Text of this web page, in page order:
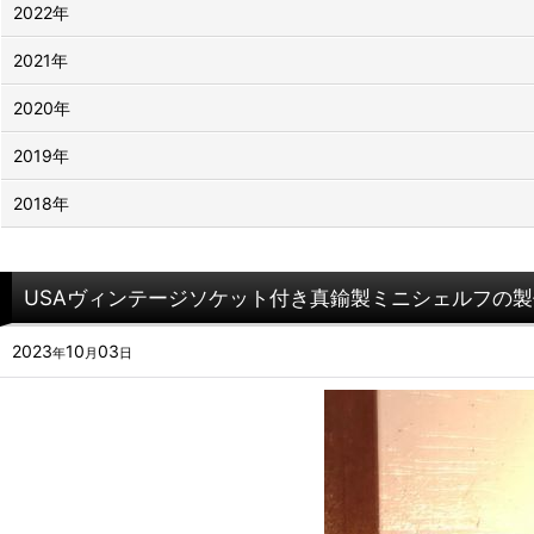
USAヴィンテージソケット付き真鍮製ミニシェルフの
2023年10 月03日
2022年
2021年
2020年
2019年
2018年